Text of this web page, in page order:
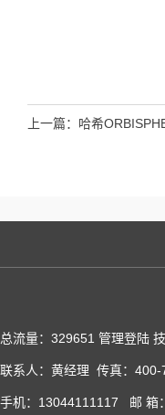
上一篇： 哈希
总流量：329651 管理登陆
联系人：黄经理 传真：400-
手机：13044111117 邮 箱